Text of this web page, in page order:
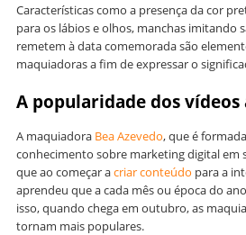
Características como a presença da cor
para os lábios e olhos, manchas imitando
remetem à data comemorada são
maquiadoras a fim de expressar o
A popularidade dos
A maquiadora Bea Azevedo, que é
conhecimento sobre marketing digital em
que ao começar acriar conteúdo para a
aprendeu que a cada mês ou época do
isso, quando chega em outubro, as
tornam mais populares.